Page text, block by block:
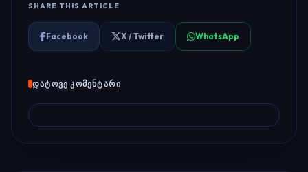
SHARE THIS ARTICLE
Facebook X / Twitter WhatsApp
ᲓᲐᲢᲝᲕᲔ ᲙᲝᲛᲔᲜᲢᲐᲠᲘ